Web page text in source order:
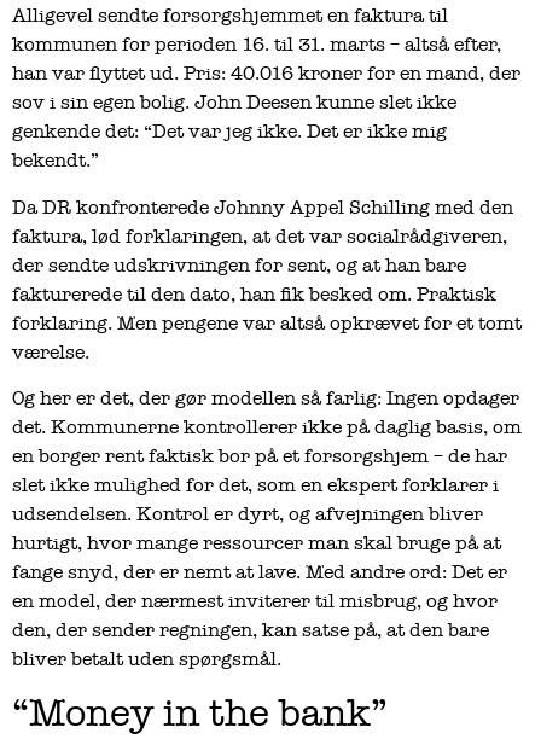
Alligevel sendte forsorgshjemmet en faktura til
kommunen for perioden 16. til 31. marts – altså efter,
han var flyttet ud. Pris: 40.016 kroner for en mand, der
sov i sin egen bolig. John Deesen kunne slet ikke
genkende det: “Det var jeg ikke. Det er ikke mig
bekendt.”
Da DR konfronterede Johnny Appel Schilling med den
faktura, lød forklaringen, at det var socialrådgiveren,
der sendte udskrivningen for sent, og at han bare
fakturerede til den dato, han fik besked om. Praktisk
forklaring. Men pengene var altså opkrævet for et tomt
værelse.
Og her er det, der gør modellen så farlig: Ingen opdager
det. Kommunerne kontrollerer ikke på daglig basis, om
en borger rent faktisk bor på et forsorgshjem – de har
slet ikke mulighed for det, som en ekspert forklarer i
udsendelsen. Kontrol er dyrt, og afvejningen bliver
hurtigt, hvor mange ressourcer man skal bruge på at
fange snyd, der er nemt at lave. Med andre ord: Det er
en model, der nærmest inviterer til misbrug, og hvor
den, der sender regningen, kan satse på, at den bare
bliver betalt uden spørgsmål.
“Money in the bank”